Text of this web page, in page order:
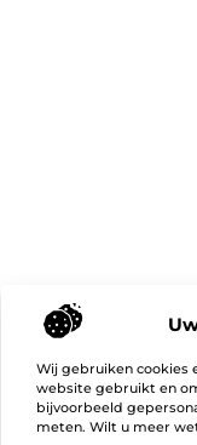
Wij gebruiken cookies
website gebruikt en
bijvoorbeeld
meten. Wilt u meer